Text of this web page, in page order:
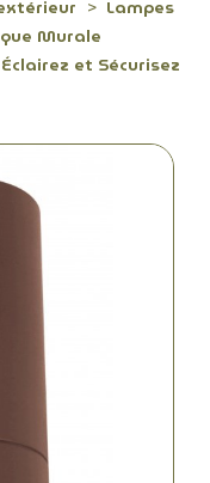
Lampes
Murale
et Sécurisez